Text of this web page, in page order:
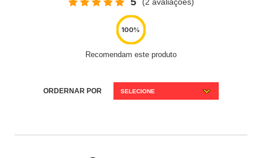
(2 avaliações)
Recomendam este produto
ORDERNAR POR SELECIONE